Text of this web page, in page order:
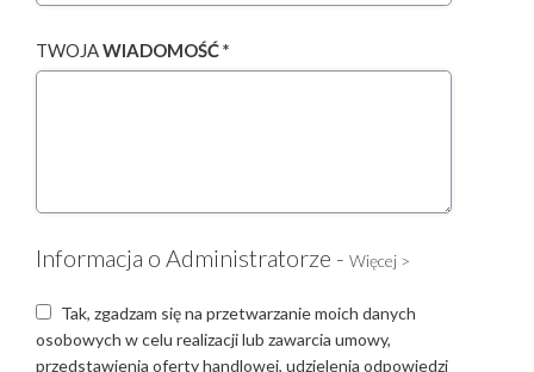
TWOJAWIADOMOŚĆ *
Informacja o Administratorze - Więcej >
Tak, zgadzam się na przetwarzanie moich danych
osobowych w celu realizacji lub zawarcia umowy,
przedstawienia oferty handlowej, udzielenia odpowiedzi